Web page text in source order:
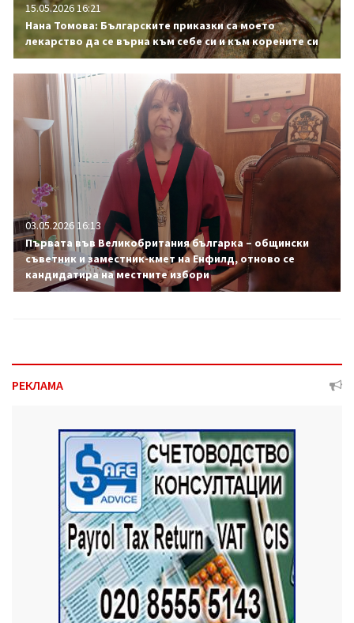
15.05.2026 16:21
Нана Томова: Българските приказки са моето
лекарство да се върна към себе си и към корените си
03.05.2026 16:13
Първата във Великобритания българка – общински
съветник и заместник-кмет на Енфилд, отново се
кандидатира на местните избори
РЕКЛАМА